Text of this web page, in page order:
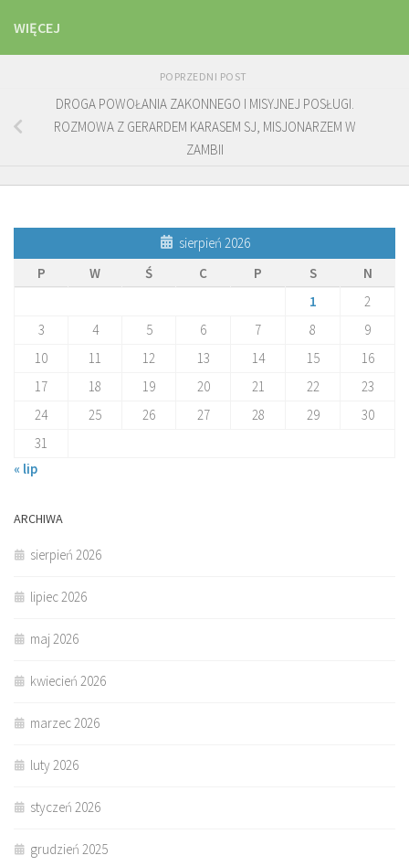
WIĘCEJ
POPRZEDNI POST
DROGA POWOŁANIA ZAKONNEGO I MISYJNEJ POSŁUGI.
ROZMOWA Z GERARDEM KARASEM SJ, MISJONARZEM W
ZAMBII
sierpień 2026
P
W Ś C P S
N
1
2
3
4 5 6 7 8
9
10
11 12 13 14 15
16
17
18 19 20 21 22
23
24
25 26 27 28 29
30
31
« lip
ARCHIWA
sierpień 2026
lipiec 2026
maj 2026
kwiecień 2026
marzec 2026
luty 2026
styczeń 2026
grudzień 2025